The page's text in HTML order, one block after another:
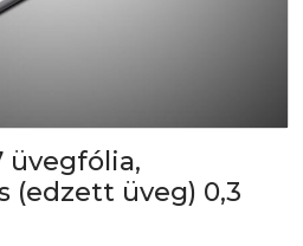
üvegfólia,
(edzett üveg) 0,3